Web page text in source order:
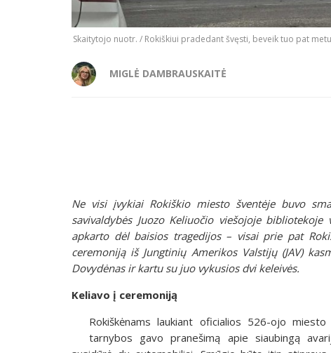
Skaitytojo nuotr. / Rokiškiui pradedant švęsti, beveik tuo pat
MIGLĖ DAMBRAUSKAITĖ
Ne visi įvykiai Rokiškio miesto šventėje buvo
savivaldybės Juozo Keliuočio viešojoje
apkarto dėl baisios tragedijos – visai prie pat
ceremoniją iš Jungtinių Amerikos Valstijų (JAV)
Dovydėnas ir kartu su juo vykusios dvi keleivės.
Keliavo į ceremoniją
Rokiškėnams laukiant oficialios 526-ojo
tarnybos gavo pranešimą apie siaubingą